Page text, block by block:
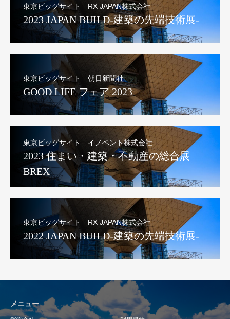
東京ビッグサイト RX JAPAN株式会社
2023 JAPAN BUILD-建築の先端技術展-
東京ビッグサイト 朝日新聞社
GOOD LIFE フェア 2023
東京ビッグサイト イノベント株式会社
2023 住まい・建築・不動産の総合展
BREX
東京ビッグサイト RX JAPAN株式会社
2022 JAPAN BUILD-建築の先端技術展-
メニュー